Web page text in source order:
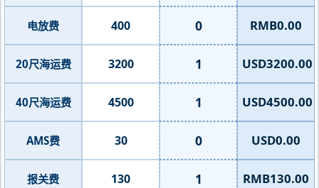
电放费 400 0 RMB0.00
20尺海运费 3200 1 USD3200.00
40尺海运费 4500 1 USD4500.00
AMS费 30 0 USD0.00
报关费 130 1 RMB130.00